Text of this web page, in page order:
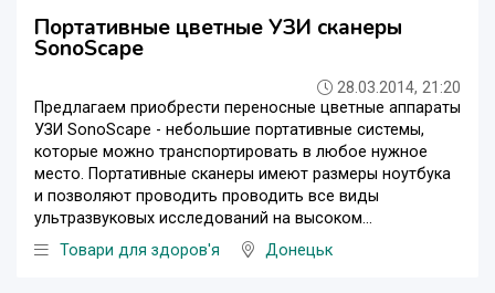
Портативные цветные УЗИ сканеры
SonoScape
28.03.2014, 21:20
Предлагаем приобрести переносные цветные аппараты
УЗИ SonoScape - небольшие портативные системы,
которые можно транспортировать в любое нужное
место. Портативные сканеры имеют размеры ноутбука
и позволяют проводить проводить все виды
ультразвуковых исследований на высоком...
Товари для здоров'я
Донецьк